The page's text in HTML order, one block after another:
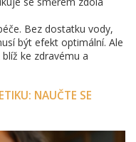
Bez dostatku vody,
být efekt optimální. Ale
ke zdravému a
NAUČTE SE